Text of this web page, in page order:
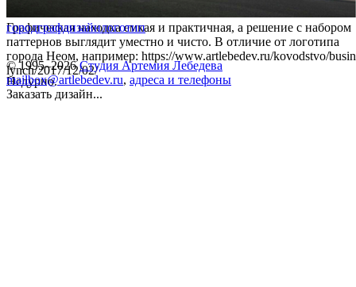
Графическая находка емкая и практичная, а решение с набором
паттернов выглядит уместно и чисто. В отличие от логотипа
города Неом, например: https://www.artlebedev.ru/kovodstvo/
lynch/2017/12/02/
Недурно.
городграфдизайнлоготип
© 1995–2026 Студия Артемия Лебедева
mailbox@artlebedev.ru, адреса и телефоны
Заказать дизайн...